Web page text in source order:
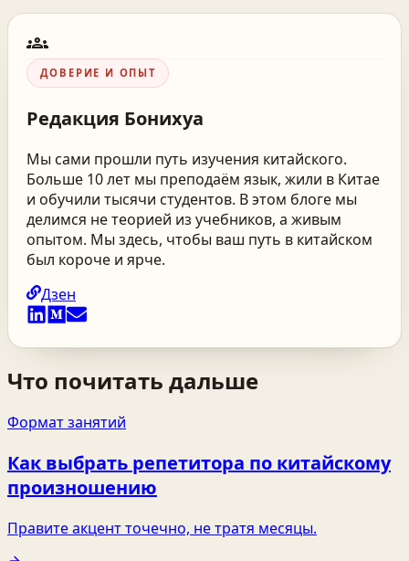
groups
ДОВЕРИЕ И ОПЫТ
Редакция Бонихуа
Мы сами прошли путь изучения китайского.
Больше 10 лет мы преподаём язык, жили в Китае
и обучили тысячи студентов. В этом блоге мы
делимся не теорией из учебников, а живым
опытом. Мы здесь, чтобы ваш путь в китайском
был короче и ярче.
Дзен
Что почитать дальше
Формат занятий
Как выбрать репетитора по китайскому
произношению
Правите акцент точечно, не тратя месяцы.